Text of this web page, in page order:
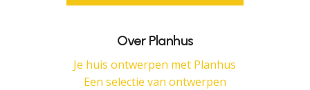
Over Planhus
Je huis ontwerpen met Planhus
Een selectie van ontwerpen